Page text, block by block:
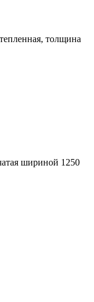
толщина
шириной 1250